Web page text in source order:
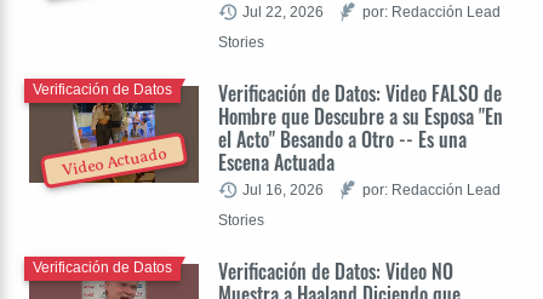
Jul 22, 2026
por: Redacción Lead
Stories
Video Actuado
Verificación de Datos: Video FALSO de
Hombre que Descubre a su Esposa "En
el Acto" Besando a Otro -- Es una
Escena Actuada
Verificación de Datos
Jul 16, 2026
por: Redacción Lead
Stories
Verificación de Datos: Video NO
Verificación de Datos